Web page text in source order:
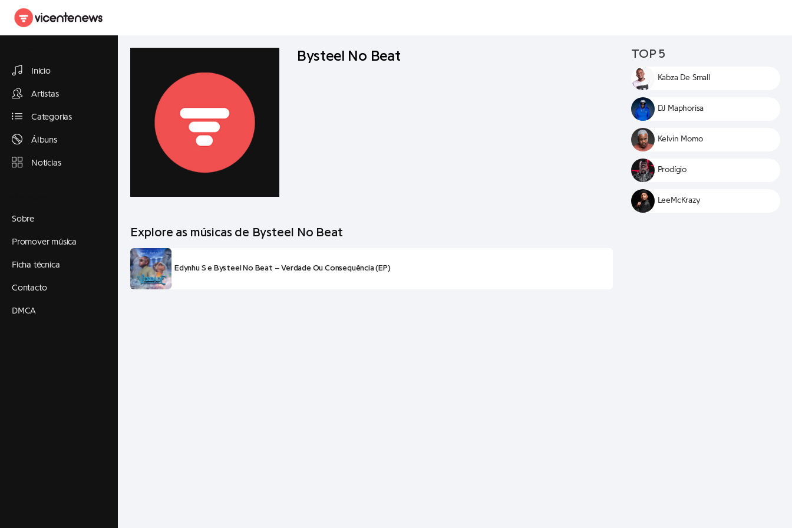
Início
Artistas
Categorias
Álbuns
Notícias
Sobre
Promover música
Ficha técnica
Contacto
DMCA
Bysteel No Beat
Explore as músicas de Bysteel No Beat
Edynhu S e Bysteel No Beat – Verdade Ou Consequência (EP)
TOP 5
Kabza De Small
DJ Maphorisa
Kelvin Momo
Prodígio
LeeMcKrazy